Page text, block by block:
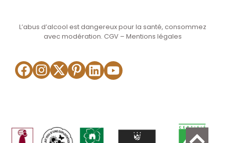
L’abus d’alcool est dangereux pour la santé, consommez
avec modération. CGV– Mentions légales